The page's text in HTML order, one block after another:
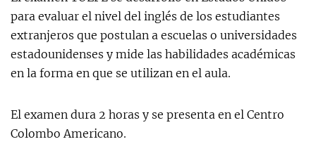
para evaluar el nivel del inglés de los estudiantes
extranjeros que postulan a escuelas o universidades
estadounidenses y mide las habilidades académicas
en la forma en que se utilizan en el aula.
El examen dura 2 horas y se presenta en el Centro
Colombo Americano.